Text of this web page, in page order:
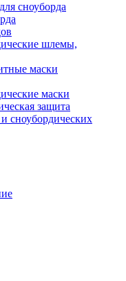
сноуборда
шлемы,
маски
маски
защита
сноубордических